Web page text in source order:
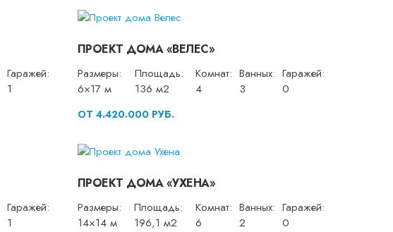
Гаражей:
1
ПРОЕКТ ДОМА «ВЕЛЕС»
Размеры:
6×17 м
Площадь:
136 м2
Комнат:
4
Ванных:
3
Гаражей:
0
ОТ 4.420.000 РУБ.
Гаражей:
1
ПРОЕКТ ДОМА «УХЕНА»
Размеры:
14×14 м
Площадь:
196,1 м2
Комнат:
6
Ванных:
2
Гаражей:
0